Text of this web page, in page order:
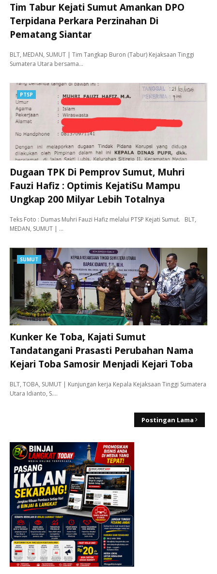
Tim Tabur Kejati Sumut Amankan DPO
Terpidana Perkara Perzinahan Di
Pematang Siantar
BLT, MEDAN, SUMUT | Tim Tangkap Buron (Tabur) Kejaksaan Tinggi
Sumatera Utara bersama…
PTSP
Dugaan TPK Di Pemprov Sumut, Muhri
Fauzi Hafiz : Optimis KejatiSu Mampu
Ungkap 200 Milyar Lebih Totalnya
Teks Foto : Dumas Muhri Fauzi Hafiz melalui PTSP Kejati Sumut. BLT,
MEDAN, SUMUT | …
SUMUT
Kunker Ke Toba, Kajati Sumut
Tandatangani Prasasti Perubahan Nama
Kejari Toba Samosir Menjadi Kejari Toba
BLT, TOBA, SUMUT | Kunjungan kerja Kepala Kejaksaan Tinggi Sumatera
Utara Idianto, S.…
Postingan Lama